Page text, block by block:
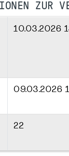
ZUR
10.03.2026
09.03.2026
22